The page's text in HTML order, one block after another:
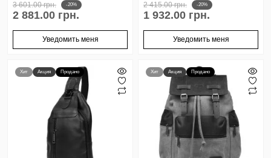
3 601.00 грн. -20%
2 881.00 грн.
Уведомить меня
2 415.00 грн. -20%
1 932.00 грн.
Уведомить меня
Хит Акция Продано Хит Акция Продано